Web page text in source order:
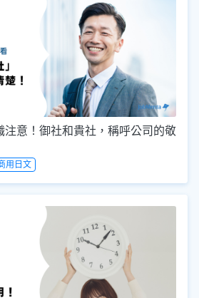
注意！御社和貴社，稱呼公司的敬
用日文